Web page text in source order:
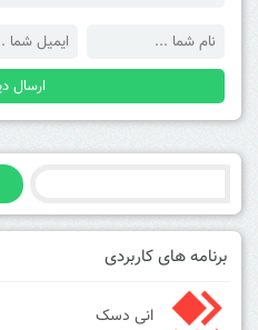
برنامه های کاربردی
انی دسک